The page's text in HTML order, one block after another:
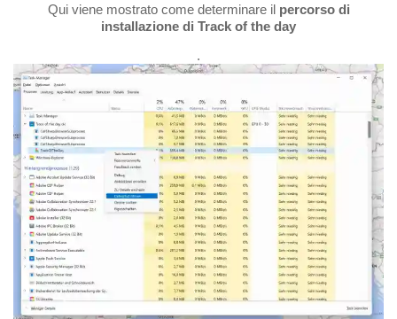
Qui viene mostrato come determinare il percorso di
installazione di Track of the day
.